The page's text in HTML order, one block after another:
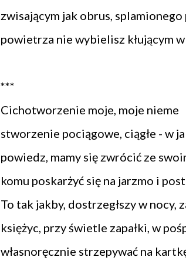
zwisającym jak obrus,
powietrza nie wybielisz kłującym
***
Cichotworzenie moje, moje nieme
stworzenie pociągowe, ciągłe - w
powiedz, mamy się zwrócić ze
komu poskarżyć się na jarzmo i
To tak jakby, dostrzegłszy w nocy,
księżyc, przy świetle zapałki, w
własnoręcznie strzepywać na